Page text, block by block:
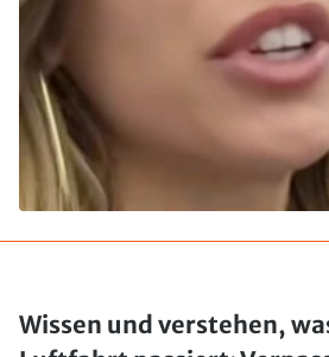
Wissen und verstehen,